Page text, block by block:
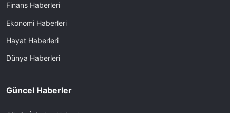
Finans Haberleri
Ekonomi Haberleri
Hayat Haberleri
Dünya Haberleri
Güncel Haberler